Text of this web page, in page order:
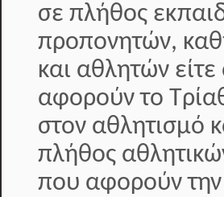
σε πλήθος
προπονητών,
και αθλητών
αφορούν το
στον αθλητισμό
πλήθος
που αφορούν την